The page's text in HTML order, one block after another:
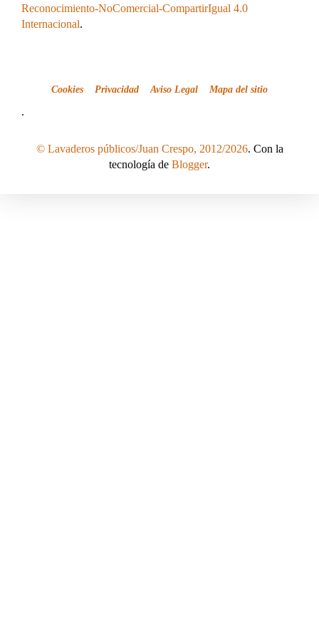
Reconocimiento-NoComercial-CompartirIgual 4.0
Internacional.
Cookies Privacidad Aviso Legal Mapa del sitio
.
© Lavaderos públicos/Juan Crespo, 2012/2026. Con la
tecnología de Blogger.